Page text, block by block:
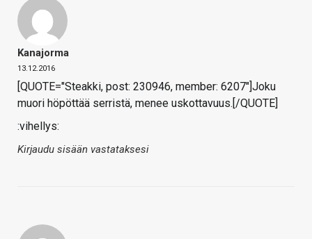
Kanajorma
13.12.2016
[QUOTE="Steakki, post: 230946, member: 6207"]Joku
muori höpöttää serristä, menee uskottavuus.[/QUOTE]
:vihellys:
Kirjaudu sisään vastataksesi